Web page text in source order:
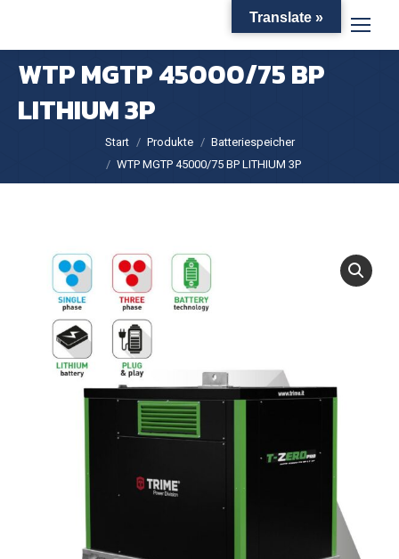
WTP MGTP 45000/75 BP
LITHIUM 3P
Sie befinden sich hier:
Start Produkte
Batteriespeicher
WTP MGTP 45000/75 BP LITHIUM 3P
Translate »